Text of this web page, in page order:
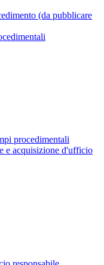
(da pubblicare
procedimentali
e acquisizione d'ufficio